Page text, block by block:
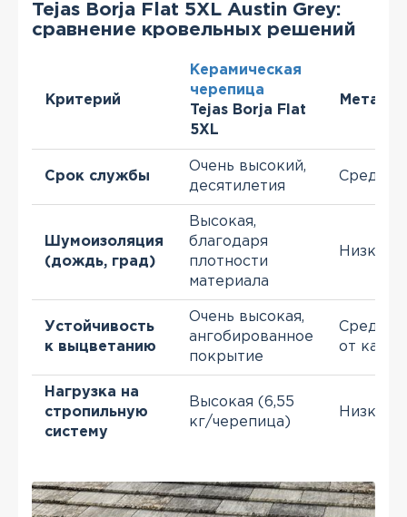
Tejas Borja Flat 5XL Austin Grey:
сравнение кровельных решений
Критерий
Керамическая
черепица
Tejas Borja Flat
5XL
Срок службы
Очень высокий,
десятилетия
Средний
Шумоизоляция
(дождь, град)
Высокая,
благодаря
плотности
материала
Низкая
Устойчивость
к выцветанию
Очень высокая,
ангобированное
покрытие
Средняя
от
Нагрузка на
стропильную
систему
Высокая (6,55
кг/черепица)
Низкая